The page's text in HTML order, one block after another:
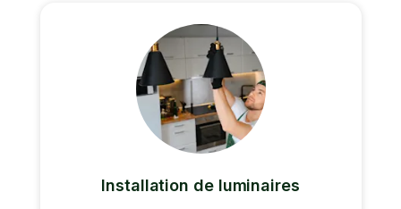
Installation de luminaires